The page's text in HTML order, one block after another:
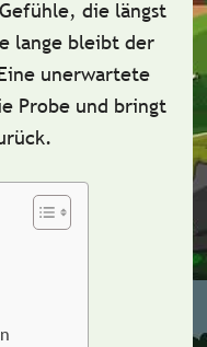
die längst
lange bleibt der
unerwartete
Probe und bringt